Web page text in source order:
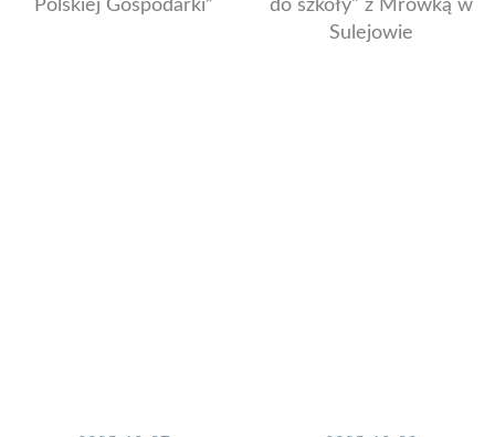
Polskiej Gospodarki”
do szkoły" z Mrówką w
Sulejowie